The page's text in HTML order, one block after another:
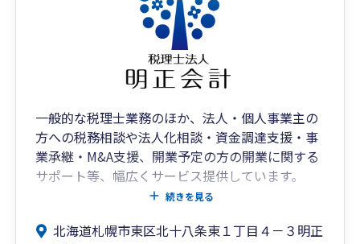
一般的な税理士業務のほか、法人・個人事業主の
方への税務相談や法人化相談・資金調達支援・事
業承継・M&A支援、開業予定の方の開業に関する
サポート等、幅広くサービス提供しています。
税理士のセカンドオピニオンとしてのアドバイス
お客様との対話を重視し、お客様の思いや要望を
続きを見る
北海道札幌市東区北十八条東１丁目４－３明正